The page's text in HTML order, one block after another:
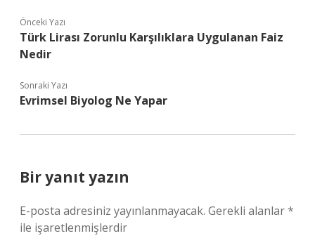
Önceki Yazı
Türk Lirası Zorunlu Karşılıklara Uygulanan Faiz
Nedir
Sonraki Yazı
Evrimsel Biyolog Ne Yapar
Bir yanıt yazın
E-posta adresiniz yayınlanmayacak. Gerekli alanlar*
ile işaretlenmişlerdir